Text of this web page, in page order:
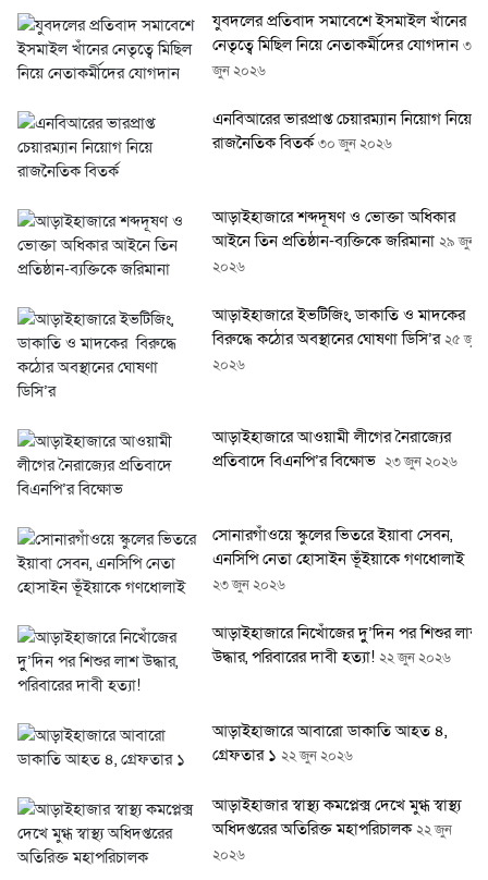
যুবদলের প্রতিবাদ সমাবেশে ইসমাইল খাঁনের
নেতৃত্বে মিছিল নিয়ে নেতাকর্মীদের যোগদান৩০
জুন ২০২৬
এনবিআরের ভারপ্রাপ্ত চেয়ারম্যান নিয়োগ নিয়ে
রাজনৈতিক বিতর্ক৩০ জুন ২০২৬
আড়াইহাজারে শব্দদূষণ ও ভোক্তা অধিকার
আইনে তিন প্রতিষ্ঠান-ব্যক্তিকে জরিমানা২৯ জুন
২০২৬
আড়াইহাজারে ইভটিজিং, ডাকাতি ও মাদকের
বিরুদ্ধে কঠোর অবস্থানের ঘোষণা ডিসি’র২৫ জুন
২০২৬
আড়াইহাজারে আওয়ামী লীগের নৈরাজ্যের
প্রতিবাদে বিএনপি’র বিক্ষোভ২৩ জুন ২০২৬
সোনারগাঁওয়ে স্কুলের ভিতরে ইয়াবা সেবন,
এনসিপি নেতা হোসাইন ভূঁইয়াকে গণধোলাই
২৩ জুন ২০২৬
আড়াইহাজারে নিখোঁজের দুু’দিন পর শিশুর লাশ
উদ্ধার, পরিবারের দাবী হত্যা!২২ জুন ২০২৬
আড়াইহাজারে আবারো ডাকাতি আহত ৪,
গ্রেফতার ১২২ জুন ২০২৬
আড়াইহাজার স্বাস্থ্য কমপ্লেক্স দেখে মুগ্ধ স্বাস্থ্য
অধিদপ্তরের অতিরিক্ত মহাপরিচালক২২ জুন
২০২৬